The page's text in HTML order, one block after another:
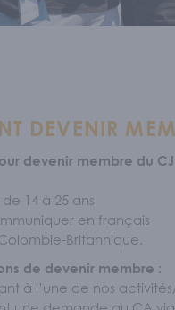
DEVENIR
devenir membre du
14 à 25 ans
en français
Britannique.
de devenir membre :
à l’une de nos